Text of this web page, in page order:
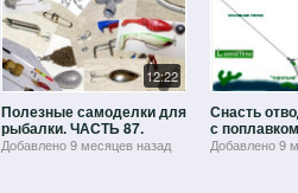
12:22
Полезные самоделки для
рыбалки. ЧАСТЬ 87.
Добавлено9 месяцев назад
Снасть
с
Добавлено9